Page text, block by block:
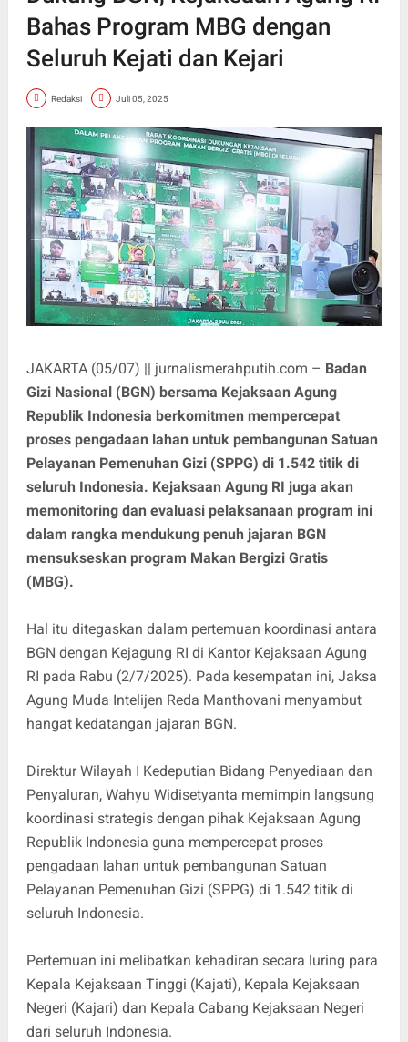
Bahas Program MBG dengan
Seluruh Kejati dan Kejari
Redaksi Juli 05, 2025
JAKARTA (05/07) || jurnalismerahputih.com – Badan
Gizi Nasional (BGN) bersama Kejaksaan Agung
Republik Indonesia berkomitmen mempercepat
proses pengadaan lahan untuk pembangunan Satuan
Pelayanan Pemenuhan Gizi (SPPG) di 1.542 titik di
seluruh Indonesia. Kejaksaan Agung RI juga akan
memonitoring dan evaluasi pelaksanaan program ini
dalam rangka mendukung penuh jajaran BGN
mensukseskan program Makan Bergizi Gratis
(MBG).
Hal itu ditegaskan dalam pertemuan koordinasi antara
BGN dengan Kejagung RI di Kantor Kejaksaan Agung
RI pada Rabu (2/7/2025). Pada kesempatan ini, Jaksa
Agung Muda Intelijen Reda Manthovani menyambut
hangat kedatangan jajaran BGN.
Direktur Wilayah I Kedeputian Bidang Penyediaan dan
Penyaluran, Wahyu Widisetyanta memimpin langsung
koordinasi strategis dengan pihak Kejaksaan Agung
Republik Indonesia guna mempercepat proses
pengadaan lahan untuk pembangunan Satuan
Pelayanan Pemenuhan Gizi (SPPG) di 1.542 titik di
seluruh Indonesia.
Pertemuan ini melibatkan kehadiran secara luring para
Kepala Kejaksaan Tinggi (Kajati), Kepala Kejaksaan
Negeri (Kajari) dan Kepala Cabang Kejaksaan Negeri
dari seluruh Indonesia.